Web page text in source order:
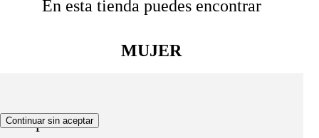
En esta tienda puedes encontrar
MUJER
Zapatos
Continuar sin aceptar